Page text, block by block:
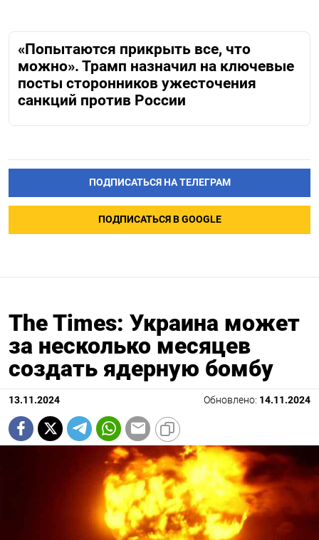
«Попытаются прикрыть все, что
можно». Трамп назначил на ключевые
посты сторонников ужесточения
санкций против России
ПОДПИСАТЬСЯ НА ТЕЛЕГРАМ
ПОДПИСАТЬСЯ В GOOGLE
The Times: Украина может
за несколько месяцев
создать ядерную бомбу
13.11.2024 Обновлено: 14.11.2024